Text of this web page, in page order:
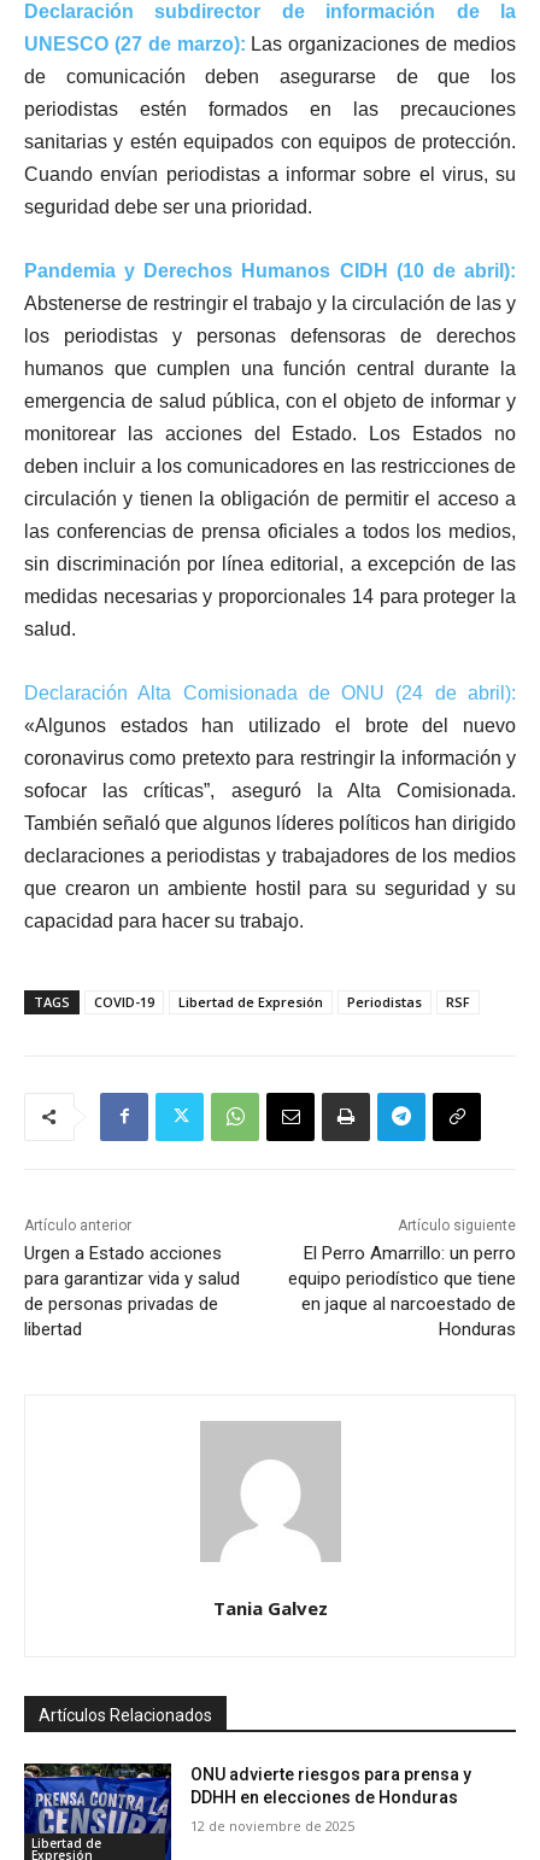
Declaración subdirector de información de la
UNESCO (27 de marzo): Las organizaciones de medios
de comunicación deben asegurarse de que los
periodistas estén formados en las precauciones
sanitarias y estén equipados con equipos de protección.
Cuando envían periodistas a informar sobre el virus, su
seguridad debe ser una prioridad.
Pandemia y Derechos Humanos CIDH (10 de abril):
Abstenerse de restringir el trabajo y la circulación de las y
los periodistas y personas defensoras de derechos
humanos que cumplen una función central durante la
emergencia de salud pública, con el objeto de informar y
monitorear las acciones del Estado. Los Estados no
deben incluir a los comunicadores en las restricciones de
circulación y tienen la obligación de permitir el acceso a
las conferencias de prensa oficiales a todos los medios,
sin discriminación por línea editorial, a excepción de las
medidas necesarias y proporcionales 14 para proteger la
salud.
Declaración Alta Comisionada de ONU (24 de abril):
«Algunos estados han utilizado el brote del nuevo
coronavirus como pretexto para restringir la información y
sofocar las críticas”, aseguró la Alta Comisionada.
También señaló que algunos líderes políticos han dirigido
declaraciones a periodistas y trabajadores de los medios
que crearon un ambiente hostil para su seguridad y su
capacidad para hacer su trabajo.
TAGS COVID-19 Libertad de Expresión Periodistas RSF
Artículo anterior
Urgen a Estado acciones
para garantizar vida y salud
de personas privadas de
libertad
Artículo siguiente
El Perro Amarrillo: un perro
equipo periodístico que tiene
en jaque al narcoestado de
Honduras
Tania Galvez
Artículos Relacionados
Libertad de
Expresión
ONU advierte riesgos para prensa y
DDHH en elecciones de Honduras
12 de noviembre de 2025